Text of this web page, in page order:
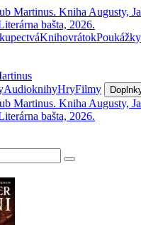
KnihovrátokPoukážky
AudioknihyHryFilmy